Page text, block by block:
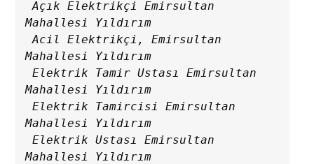
Açık Elektrikçi Emirsultan
Mahallesi Yıldırım
Acil Elektrikçi, Emirsultan
Mahallesi Yıldırım
Elektrik Tamir Ustası Emirsultan
Mahallesi Yıldırım
Elektrik Tamircisi Emirsultan
Mahallesi Yıldırım
Elektrik Ustası Emirsultan
Mahallesi Yıldırım